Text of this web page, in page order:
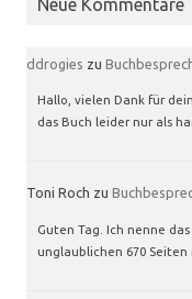
Neue Kommentare
ddrogies zu
Hallo, vielen Dank für
das Buch leider nur als
Toni Roch zu
Guten Tag. Ich nenne
unglaublichen 670 Seiten